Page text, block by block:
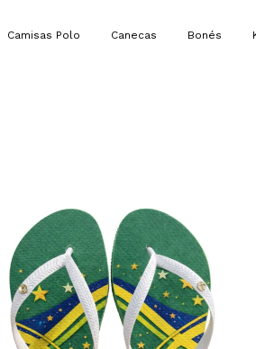
Camisas Polo Canecas Bonés